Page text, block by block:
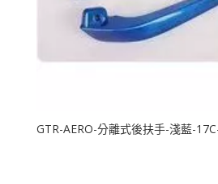
GTR-AERO-分離式後扶手-淺藍-